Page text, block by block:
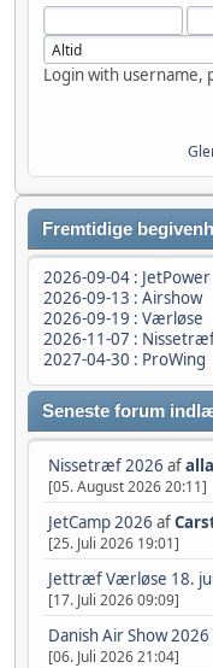
Login with username,
Fremtidige
2026-09-04 : JetPower
2026-09-13 : Airshow
2026-09-19 : Værløse
2026-11-07 :
2027-04-30 : ProWing
Seneste forum
Nissetræf 2026 af
[05. August 2026 20:11]
JetCamp 2026 af
[25. Juli 2026 19:01]
Jettræf Værløse 18.
[17. Juli 2026 09:09]
Danish Air Show 2026
[06. Juli 2026 21:04]